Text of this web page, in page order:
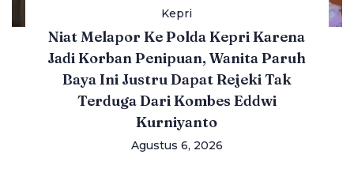
Kepri
Niat Melapor Ke Polda Kepri Karena
Jadi Korban Penipuan, Wanita Paruh
Baya Ini Justru Dapat Rejeki Tak
Terduga Dari Kombes Eddwi
Kurniyanto
Agustus 6, 2026